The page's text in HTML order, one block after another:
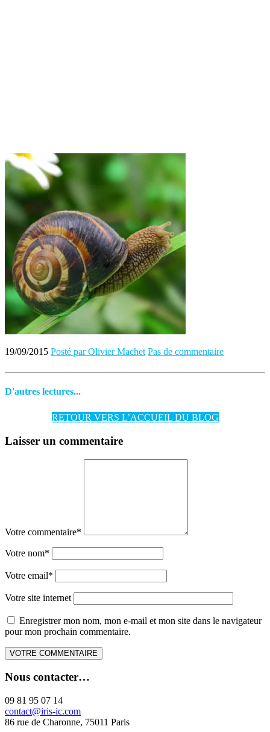
19/09/2015 Posté par Olivier Machet Pas de commentaire
D'autres lectures...
RETOUR VERS L’ACCUEIL DU BLOG
Laisser un commentaire
Votre commentaire*
Votre nom*
Votre email*
Votre site internet
Enregistrer mon nom, mon e-mail et mon site dans le navigateur
pour mon prochain commentaire.
Nous contacter…
09 81 95 07 14
contact@iris-ic.com
86 rue de Charonne, 75011 Paris